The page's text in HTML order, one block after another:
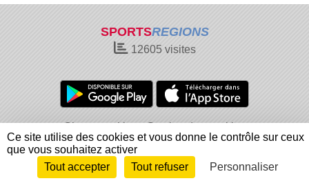
SPORTSREGIONS
12605visites
Charte cookies
Gestion des cookies
Informations légales
Signaler un contenu inapproprié
Envie de participer ? Connexion
Ce site utilise des cookies et vous donne le contrôle sur ceux
que vous souhaitez activer
Tout accepter
Tout refuser Personnaliser